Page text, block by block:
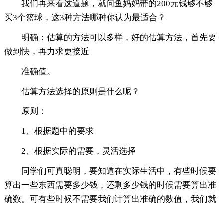
我们再来看这道题，就问鱼妈妈带的200元钱够不够
买3个篮球，这3种方法哪种你认为最适合？
明确：估算的方法可以多样，好的估算方法，首先要
做到快，再力求更接近
准确值。
估算方法选择的原则是什么呢？
原则：
1、根据题中的要求
2、根据实际的需要，灵活选择
同学们可真聪明，要知道在实际生活中，有些时候要
算出一些东西需要多少钱，还剩多少钱的时候需要算出准
确数。可有些时候不需要我们计算出准确的数值，我们就